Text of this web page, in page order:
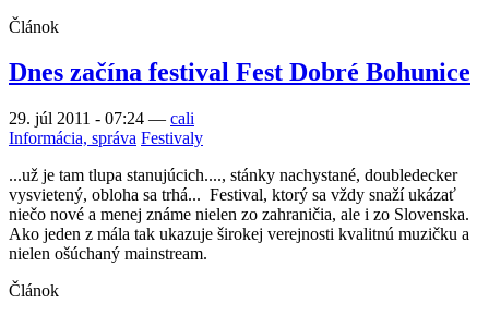
Článok
Dnes začína festival Fest Dobré Bohunice
29. júl 2011 - 07:24 — cali
Informácia, správa Festivaly
...už je tam tlupa stanujúcich...., stánky nachystané, doubledecker
vysvietený, obloha sa trhá... Festival, ktorý sa vždy snaží ukázať
niečo nové a menej známe nielen zo zahraničia, ale i zo Slovenska.
Ako jeden z mála tak ukazuje širokej verejnosti kvalitnú muzičku a
nielen ošúchaný mainstream.
Článok